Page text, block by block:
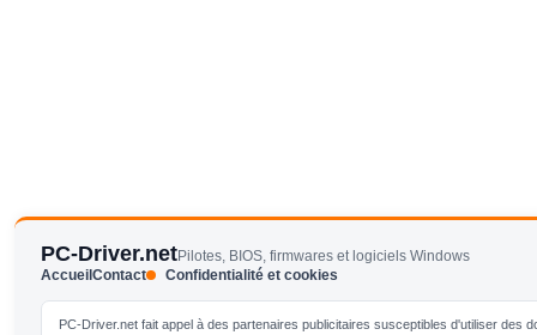
PC-Driver.netPilotes, BIOS, firmwares et logiciels Windows
AccueilContact Confidentialité et cookies
PC-Driver.net fait appel à des partenaires publicitaires susceptibles d'utiliser